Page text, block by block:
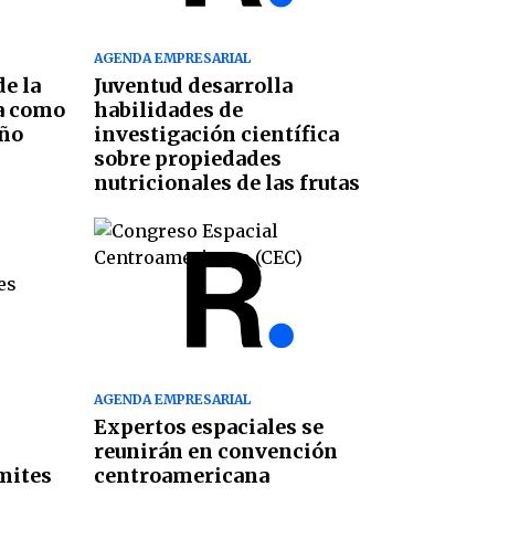
la
como
AGENDA EMPRESARIAL
Juventud desarrolla
habilidades de
investigación científica
sobre propiedades
nutricionales de las frutas
AGENDA EMPRESARIAL
Expertos espaciales se
reunirán en convención
centroamericana